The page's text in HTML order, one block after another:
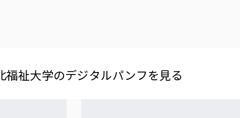
福祉大学の​デジタルパンフを​見る​